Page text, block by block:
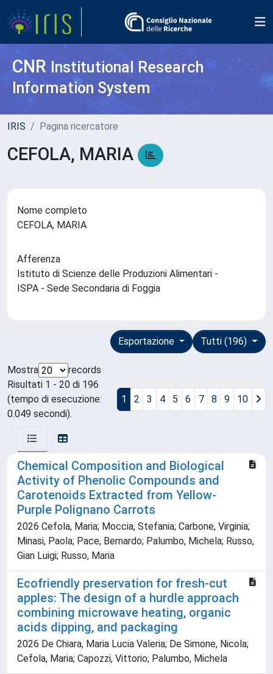
CNR Institutional Research
Information System
IRIS Pagina ricercatore
CEFOLA, MARIA
Nome completo
CEFOLA, MARIA
Afferenza
Istituto di Scienze delle Produzioni Alimentari -
ISPA - Sede Secondaria di Foggia
Tutti (196)
Esportazione
Mostra
records
Risultati 1 - 20 di 196
(tempo di esecuzione:
0.049 secondi).
1 2 3 4 5 6 7 8 9 10
Chemical Composition and Biological
Activity of Phenolic Compounds and
Carotenoids Extracted from Yellow-
Purple Polignano Carrots
2026 Cefola, Maria; Moccia, Stefania; Carbone, Virginia;
Minasi, Paola; Pace, Bernardo; Palumbo, Michela; Russo,
Gian Luigi; Russo, Maria
Ecofriendly preservation for fresh-cut
apples: The design of a hurdle approach
combining microwave heating, organic
acids dipping, and packaging
2026 De Chiara, Maria Lucia Valeria; De Simone, Nicola;
Cefola, Maria; Capozzi, Vittorio; Palumbo, Michela